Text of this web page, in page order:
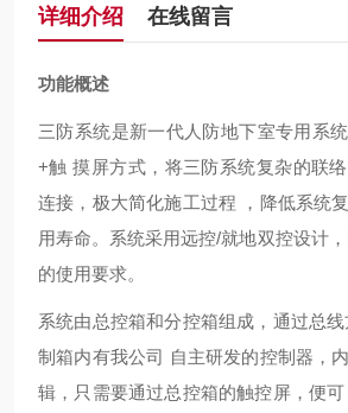
详细介绍 在线留言
功能概述
三防系统是新一代人防地下室专用系
+触 摸屏方式，将三防系统复杂的联
连接，极大简化施工过程 ，降低系统
用寿命。系统采用远控/就地双控设计
的使用要求。
系统由总控箱和分控箱组成，通过总
制箱内有我公司 自主研发的控制器，
辑，只需要通过总控箱的触控屏，便